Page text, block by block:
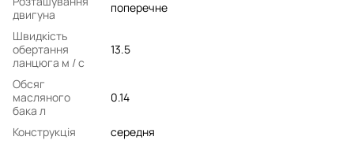
двигуна
поперечне
Швидкість
обертання
ланцюга м / с
13.5
Обсяг
масляного
бака л
0.14
Конструкція
середня